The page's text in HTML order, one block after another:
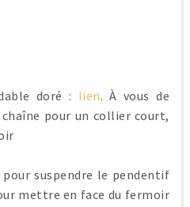
doré : lien. À vous de
pour un collier court,
suspendre le pendentif
mettre en face du fermoir